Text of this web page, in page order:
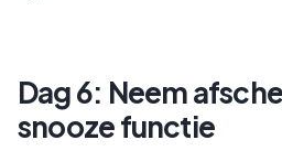
Dag 6: Neem
snooze functie